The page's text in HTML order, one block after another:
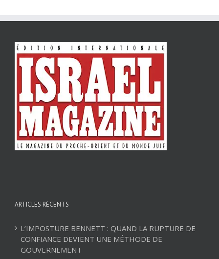
ARTICLES RÉCENTS
L’IMPOSTURE BENNETT : QUAND LA RUPTURE DE
CONFIANCE DEVIENT UNE MÉTHODE DE
GOUVERNEMENT